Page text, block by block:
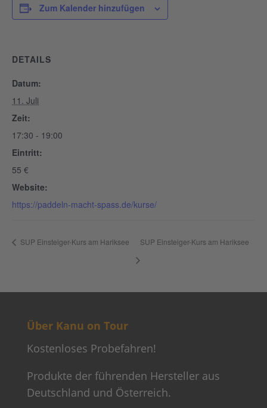
Zum Kalender hinzufügen
DETAILS
Datum:
11. Juli
Zeit:
17:30 - 19:00
Eintritt:
55 €
Website:
https://paddeln-macht-spass.de/kurse/
SUP Einsteiger-Kurs am Hariksee SUP Einsteiger-Kurs am Hariksee
Über Kanu on Tour
Kostenloses Probefahren!
Produkte der führenden Hersteller aus
Deutschland und Österreich.